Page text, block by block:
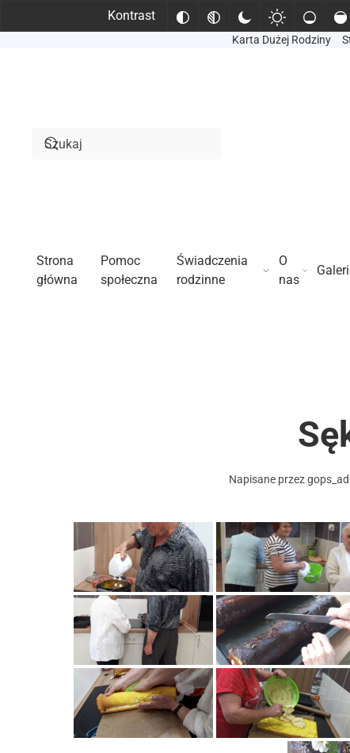
Kontrast
Karta Dużej Rodziny
Strona
główna
Pomoc
społeczna
Świadczenia
rodzinne
O
nas
Napisane przez